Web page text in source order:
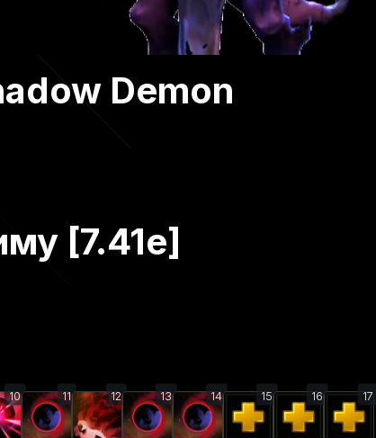
Demon
[7.41e]
10 11 12 13 14 15 16 17